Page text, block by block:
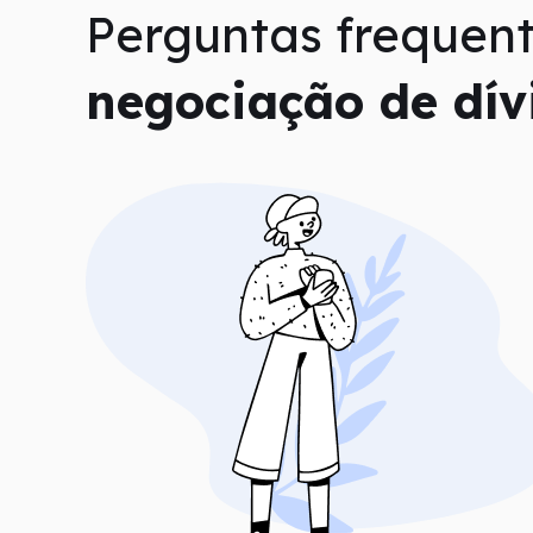
Perguntas
negociação de